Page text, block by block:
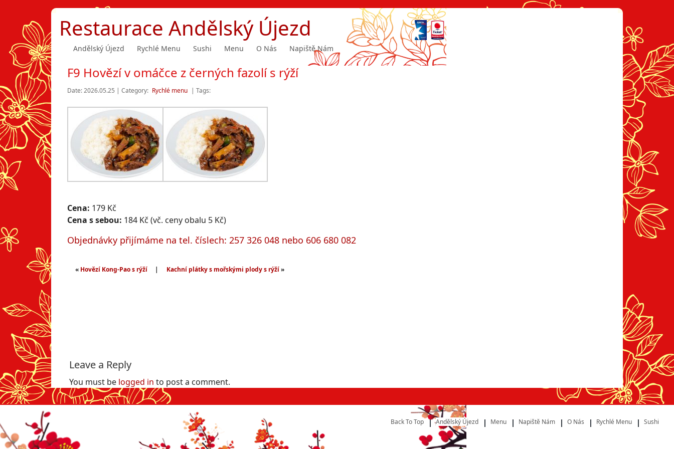
Restaurace Andělský Újezd
Andělský Újezd Rychlé Menu Sushi Menu O Nás Napiště Nám
F9 Hovězí v omáčce z černých fazolí s rýží
Date: 2026.05.25 | Category: Rychlé menu | Tags:
Cena: 179 Kč
Cena s sebou: 184 Kč (vč. ceny obalu 5 Kč)
Objednávky přijímáme na tel. číslech: 257 326 048 nebo 606 680 082
« Hovězí Kong-Pao s rýží | Kachní plátky s mořskými plody s rýží»
Leave a Reply
You must be logged in to post a comment.
Back To Top Andělský Újezd Menu Napiště Nám O Nás Rychlé Menu Sushi